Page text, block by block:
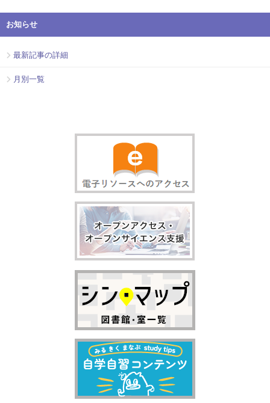
お知らせ
最新記事の詳細
月別一覧